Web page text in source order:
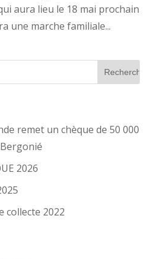
aura lieu le 18 mai prochain
une marche familiale...
remet un chèque de 50 000
2026
collecte 2022